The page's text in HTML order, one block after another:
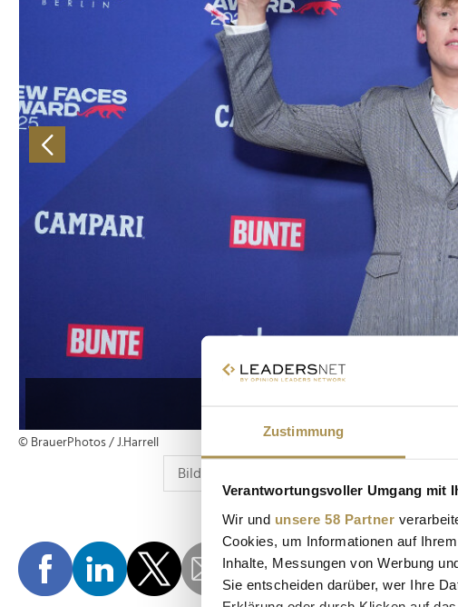
Zustimmung
Verantwortungsvoller Umgang mit
Wir und unsere 58 Partner
Cookies, um Informationen auf
Inhalte, Messungen von Werbung
Sie entscheiden darüber, wer Ihre
© BrauerPhotos / J.Harrell